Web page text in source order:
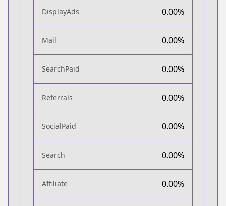
DisplayAds 0.00%
Mail 0.00%
SearchPaid 0.00%
Referrals 0.00%
SocialPaid 0.00%
Search 0.00%
Affiliate 0.00%